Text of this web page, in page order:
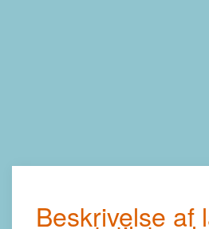
Beskrivelse af